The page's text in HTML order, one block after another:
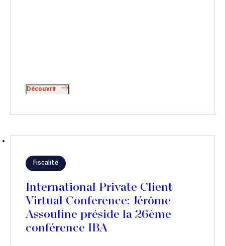
Découvrir
Fiscalité
International Private Client
Virtual Conference: Jérôme
Assouline préside la 26ème
conférence IBA